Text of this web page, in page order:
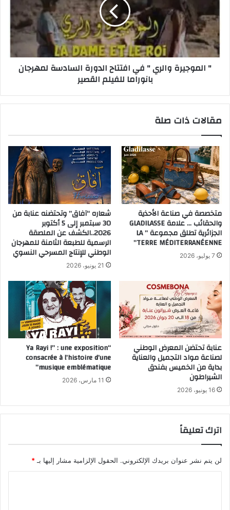
" الموجيرة والري " في افتتاح الدورة السادسة لمهرجان
بانوراما للفيلم القصير
مقالات ذات صلة
متخصصة في صناعة الأحذية
والحقائب … علامة GLADILASSE
الجزائرية تطلق مجموعة ” LA
TERRE MÉDITERRANÉENNE”
7 يوليو، 2026
شعاره “آفاق” وتحتضنه عنابة من
30 سبتمبر إلى 5 أكتوبر
2026..الكشف عن الملصقة
الرسمية للطبعة الثامنة للمهرجان
الوطني للإنتاج المسرحي النسوي
21 يونيو، 2026
عنابة تحتضن المعرض الوطني
لصناعة مواد التجميل والعناية
بداية من الخميس بفندق
الشيراطون
16 يونيو، 2026
“Ya Rayi !” : une exposition
consacrée à l’histoire d’une
musique emblématique”
11 مارس، 2026
اترك تعليقاً
لن يتم نشر عنوان بريدك الإلكتروني. الحقول الإلزامية مشار إليها بـ*